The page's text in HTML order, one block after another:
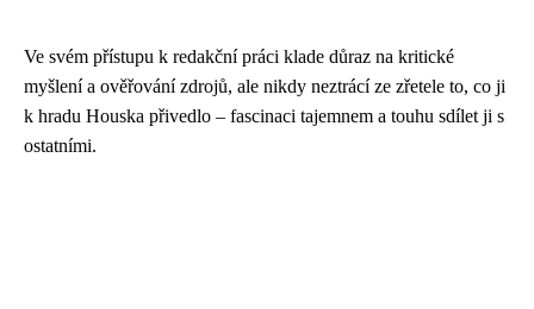
Ve svém přístupu k redakční práci klade důraz na kritické
myšlení a ověřování zdrojů, ale nikdy neztrácí ze zřetele to, co ji
k hradu Houska přivedlo – fascinaci tajemnem a touhu sdílet ji s
ostatními.